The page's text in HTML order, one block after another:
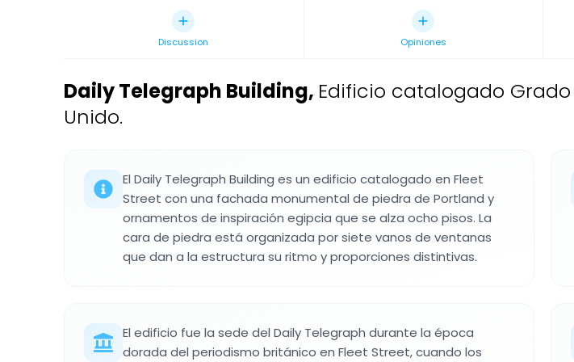
Discussion Opiniones
Daily Telegraph Building, Edificio catalogado Grado
Unido.
El Daily Telegraph Building es un edificio catalogado en Fleet
Street con una fachada monumental de piedra de Portland y
ornamentos de inspiración egipcia que se alza ocho pisos. La
cara de piedra está organizada por siete vanos de ventanas
que dan a la estructura su ritmo y proporciones distintivas.
El edificio fue la sede del Daily Telegraph durante la época
dorada del periodismo británico en Fleet Street, cuando los